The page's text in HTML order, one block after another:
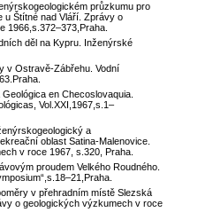
průzkumu pro
u Štítné nad Vláří. Zprávy o
1966,s.372–373,Praha.
děl na Kypru. Inženýrské
v Ostravě-Zábřehu. Vodní
en Checoslovaquia.
Vol.XXI,1967,s.1–
a
oblast Satina-Malenovice.
v roce 1967, s.320, Praha.
proudem Velkého Roudného.
v přehradním místě Slezská
o geologických výzkumech v roce